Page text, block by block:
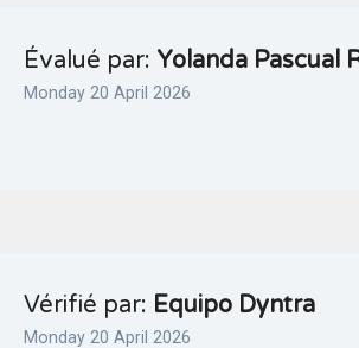
Évalué par: Yolanda Pascual
Monday 20 April 2026
Vérifié par: Equipo Dyntra
Monday 20 April 2026